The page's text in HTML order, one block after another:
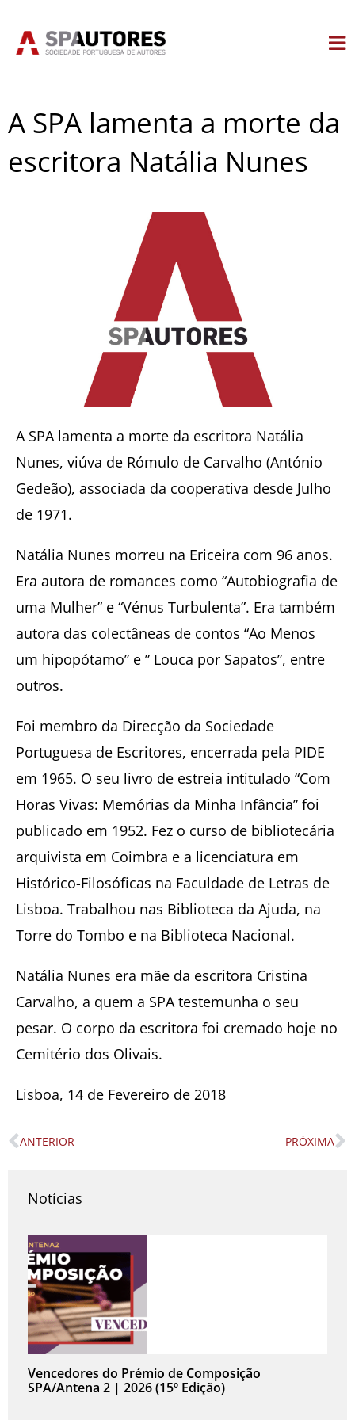
A SPA lamenta a morte da
escritora Natália Nunes
A SPA lamenta a morte da escritora Natália
Nunes, viúva de Rómulo de Carvalho (António
Gedeão), associada da cooperativa desde Julho
de 1971.
Natália Nunes morreu na Ericeira com 96 anos.
Era autora de romances como “Autobiografia de
uma Mulher” e “Vénus Turbulenta”. Era também
autora das colectâneas de contos “Ao Menos
um hipopótamo” e ” Louca por Sapatos”, entre
outros.
Foi membro da Direcção da Sociedade
Portuguesa de Escritores, encerrada pela PIDE
em 1965. O seu livro de estreia intitulado “Com
Horas Vivas: Memórias da Minha Infância” foi
publicado em 1952. Fez o curso de bibliotecária
arquivista em Coimbra e a licenciatura em
Histórico-Filosóficas na Faculdade de Letras de
Lisboa. Trabalhou nas Biblioteca da Ajuda, na
Torre do Tombo e na Biblioteca Nacional.
Natália Nunes era mãe da escritora Cristina
Carvalho, a quem a SPA testemunha o seu
pesar. O corpo da escritora foi cremado hoje no
Cemitério dos Olivais.
Lisboa, 14 de Fevereiro de 2018
Prev
ANTERIOR PRÓXIMA
Notícias
Vencedores do Prémio de Composição
SPA/Antena 2 | 2026 (15º Edição)